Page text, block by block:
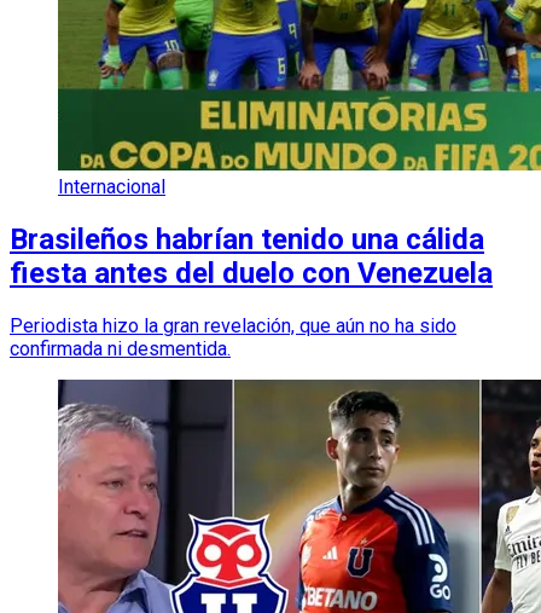
Internacional
Brasileños habrían tenido una cálida
fiesta antes del duelo con Venezuela
Periodista hizo la gran revelación, que aún no ha sido
confirmada ni desmentida.